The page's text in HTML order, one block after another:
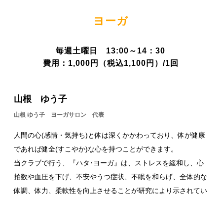
ヨーガ
毎週土曜日 13:00～14：30
費用：1,000円（税込1,100円）/1回
山根 ゆう子
山根 ゆう子 ヨーガサロン 代表
人間の心(感情・気持ち)と体は深くかかわっており、体が健康
であれば健全(すこやか)な心を持つことができます。
当クラブで行う、『ハタ･ヨーガ』は、ストレスを緩和し、心
拍数や血圧を下げ、不安やうつ症状、不眠を和らげ、全体的な
体調、体力、柔軟性を向上させることが研究により示されてい